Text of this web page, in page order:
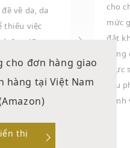
về da, da
thiếu việc
Sau 15
sẽ được trẻ
thấy tươi
★ ★
giới
cho
mức
đắt
liệu
cho đơn hàng giao
hàng tại Việt Nam
thị